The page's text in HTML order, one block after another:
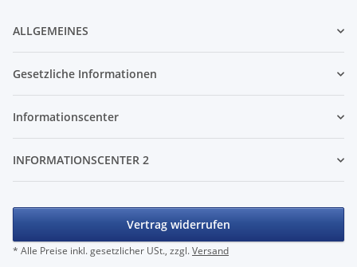
ALLGEMEINES
Gesetzliche Informationen
Informationscenter
INFORMATIONSCENTER 2
Vertrag widerrufen
* Alle Preise inkl. gesetzlicher USt., zzgl.Versand